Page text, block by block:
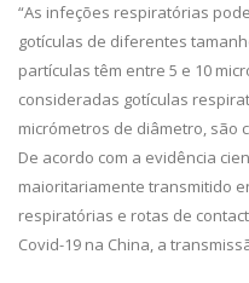
“As infeções respiratórias
gotículas de diferentes
partículas têm entre 5 e 10
consideradas gotículas
micrómetros de diâmetro, são
De acordo com a evidência
maioritariamente transmitido
respiratórias e rotas de
Covid-19 na China, a